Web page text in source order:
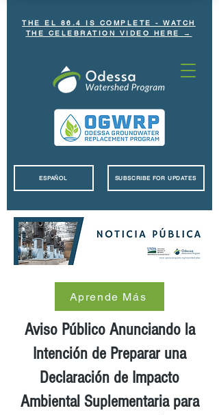
THE EL 86.4 IS COMPLETE - WATCH
THE CELEBRATION VIDEO HERE →
SUBSCRIBE FOR UPDATES
ESPAÑOL
Aprende Más
Aviso Público Anunciando la
Intención de Preparar una
Declaración de Impacto
Ambiental Suplementaria para